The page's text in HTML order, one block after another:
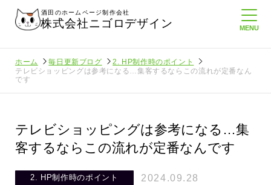
酒田のホームページ制作会社
株式会社ニゴロデザイン
ホーム 毎日更新ブログ
2. HP制作時のポイント
テレビショッピングは参考になる…集客するならこの流れが定番なん
です
テレビショッピングは参考になる…集
客するならこの流れが定番なんです
2. HP制作時のポイント 2024.09.28